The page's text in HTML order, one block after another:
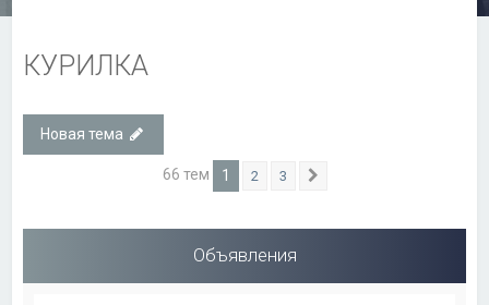
КУРИЛКА
Новая тема
66 тем 1 2 3
Объявления